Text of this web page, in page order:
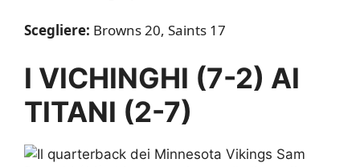
Scegliere: Browns 20, Saints 17
I VICHINGHI (7-2) AI
TITANI (2-7)